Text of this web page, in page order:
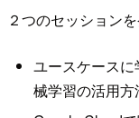
２つのセッション
ユースケース
械学習の活用方